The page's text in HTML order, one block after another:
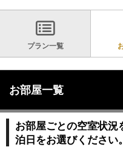
プラン一覧
お部屋一覧
お部屋ごとの空室状
泊日をお選びください。